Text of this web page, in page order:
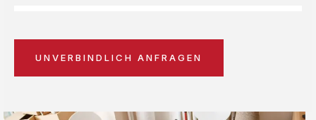
UNVERBINDLICH ANFRAGEN